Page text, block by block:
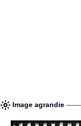
Image agrandie